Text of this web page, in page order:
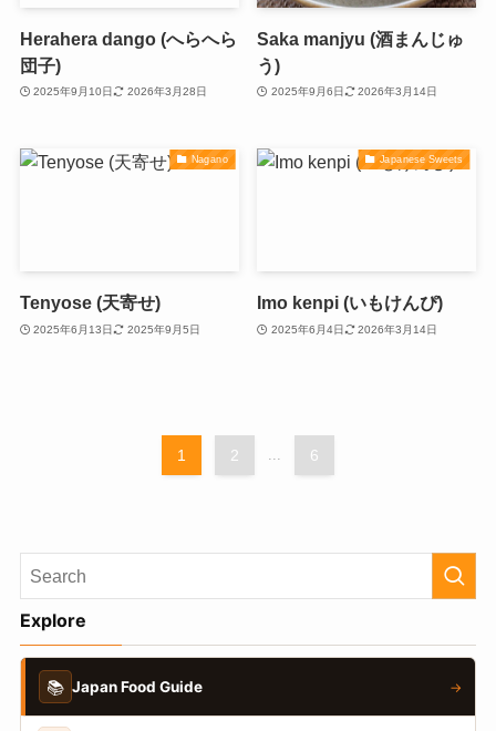
Herahera dango (へらへら
団子)
2025年9月10日 2026年3月28日
Saka manjyu (酒まんじゅ
う)
2025年9月6日 2026年3月14日
Nagano
Tenyose (天寄せ)
2025年6月13日 2025年9月5日
Japanese Sweets
Imo kenpi (いもけんぴ)
2025年6月4日 2026年3月14日
1 2 6
Explore
📚 Japan Food Guide →